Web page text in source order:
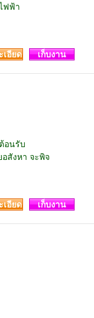
ฟฟ้า
เอียด เก็บงาน
อนรับ
สังหา จะพิจ
เอียด เก็บงาน